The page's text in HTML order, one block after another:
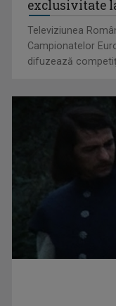
„O lume de
exclusivitate
Televiziunea
Campionatelor
difuzează